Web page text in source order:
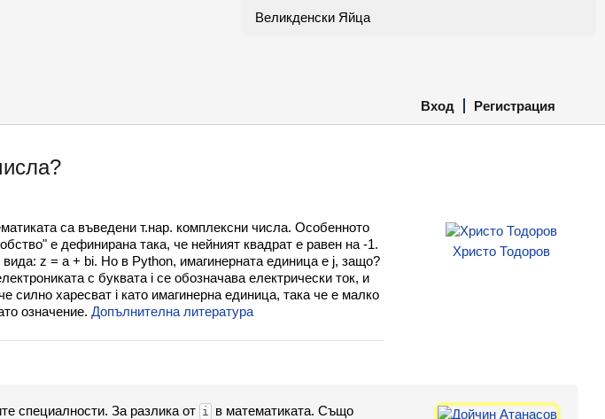
Великденски Яйца
Вход Регистрация
Христо Тодоров
са въведени т.нар. комплексни числа. Особенното
е дефинирана така, че нейният квадрат е равен на -1.
z = a + bi. Но в Python, имагинерната единица е j, защо?
с буквата i се обозначава електрически ток, и
силно харесват i като имагинерна единица, така че е малко
означение. Допълнителна литература
специалности. За разлика от i
в математиката. Също